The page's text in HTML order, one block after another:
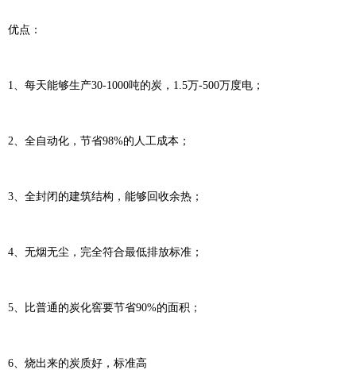
优点：
1、每天能够生产30-1000吨的炭，1.5万-500万度电；
2、全自动化，节省98%的人工成本；
3、全封闭的建筑结构，能够回收余热；
4、无烟无尘，完全符合最低排放标准；
5、比普通的炭化窖要节省90%的面积；
6、烧出来的炭质好，标准高